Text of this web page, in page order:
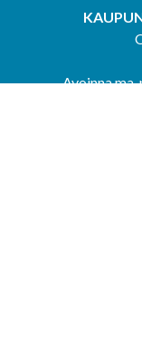
Avoinna